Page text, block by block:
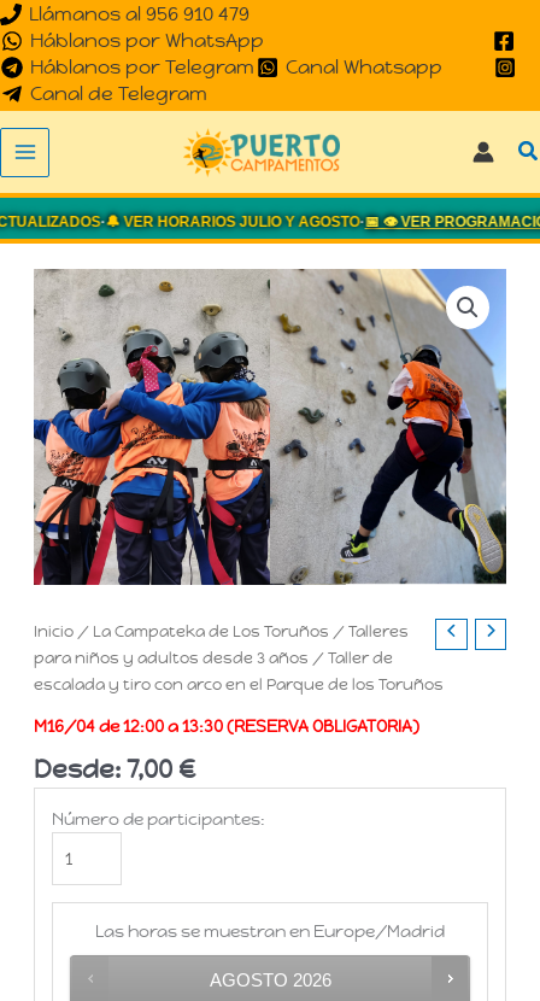
Ir
al
contenido
Llámanos al 956 910 479
Háblanos por WhatsApp
Háblanos por Telegram
Canal Whatsapp
Canal de Telegram
Inicio/ La Campateka de Los Toruños /Talleres
para niños y adultos desde 3 años / Taller de
escalada y tiro con arco en el Parque de los Toruños
M16/04de 12:00 a 13:30 (RESERVA OBLIGATORIA)
Desde:7,00 €
Número de participantes:
Las horas se muestran en Europe/Madrid
AGOSTO 2026